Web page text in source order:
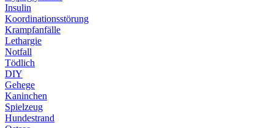
Insulin
Koordinationsstörung
Krampfanfälle
Lethargie
Notfall
Tödlich
DIY
Gehege
Kaninchen
Spielzeug
Hundestrand